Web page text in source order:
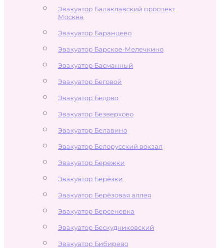
Эвакуатор Балаклавский проспект
Москва
Эвакуатор Баранцево
Эвакуатор Барское-Мелечкино
Эвакуатор Басманный
Эвакуатор Беговой
Эвакуатор Бедово
Эвакуатор Безверхово
Эвакуатор Белавино
Эвакуатор Белорусский вокзал
Эвакуатор Бережки
Эвакуатор Берёзки
Эвакуатор Берёзовая аллея
Эвакуатор Берсеневка
Эвакуатор Бескудниковский
Эвакуатор Бибирево